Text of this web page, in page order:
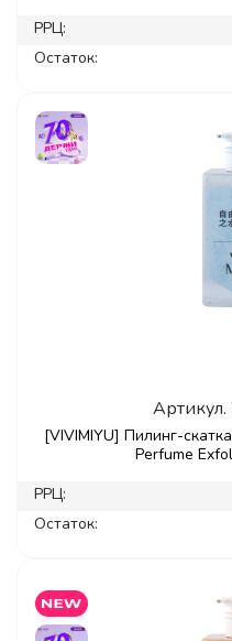
РРЦ:
Остаток:
Артикул.
[VIVIMIYU] Пилинг-
Perfume
РРЦ:
Остаток: